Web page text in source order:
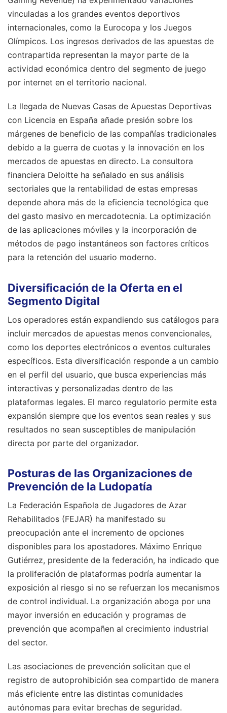
vinculadas a los grandes eventos deportivos
internacionales, como la Eurocopa y los Juegos
Olímpicos. Los ingresos derivados de las apuestas de
contrapartida representan la mayor parte de la
actividad económica dentro del segmento de juego
por internet en el territorio nacional.
La llegada de Nuevas Casas de Apuestas Deportivas
con Licencia en España añade presión sobre los
márgenes de beneficio de las compañías tradicionales
debido a la guerra de cuotas y la innovación en los
mercados de apuestas en directo. La consultora
financiera Deloitte ha señalado en sus análisis
sectoriales que la rentabilidad de estas empresas
depende ahora más de la eficiencia tecnológica que
del gasto masivo en mercadotecnia. La optimización
de las aplicaciones móviles y la incorporación de
métodos de pago instantáneos son factores críticos
para la retención del usuario moderno.
Diversificación de la Oferta en el
Segmento Digital
Los operadores están expandiendo sus catálogos para
incluir mercados de apuestas menos convencionales,
como los deportes electrónicos o eventos culturales
específicos. Esta diversificación responde a un cambio
en el perfil del usuario, que busca experiencias más
interactivas y personalizadas dentro de las
plataformas legales. El marco regulatorio permite esta
expansión siempre que los eventos sean reales y sus
resultados no sean susceptibles de manipulación
directa por parte del organizador.
Posturas de las Organizaciones de
Prevención de la Ludopatía
La Federación Española de Jugadores de Azar
Rehabilitados (FEJAR) ha manifestado su
preocupación ante el incremento de opciones
disponibles para los apostadores. Máximo Enrique
Gutiérrez, presidente de la federación, ha indicado que
la proliferación de plataformas podría aumentar la
exposición al riesgo si no se refuerzan los mecanismos
de control individual. La organización aboga por una
mayor inversión en educación y programas de
prevención que acompañen al crecimiento industrial
del sector.
Las asociaciones de prevención solicitan que el
registro de autoprohibición sea compartido de manera
más eficiente entre las distintas comunidades
autónomas para evitar brechas de seguridad.